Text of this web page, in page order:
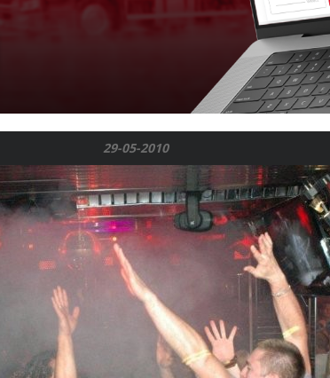
29-05-2010